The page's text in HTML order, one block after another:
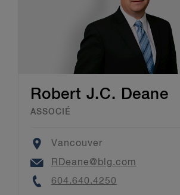
Robert J.C. Deane
ASSOCIÉ
Location
Vancouver
Email
RDeane@blg.com
Phone
604.640.4250